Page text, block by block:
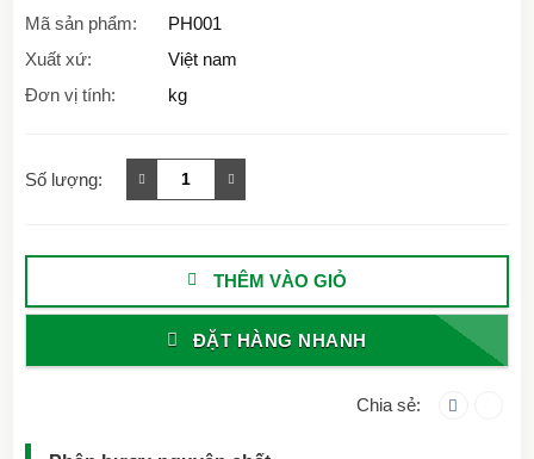
Mã sản phẩm:
PH001
Xuất xứ:
Việt nam
Đơn vị tính:
kg
Số lượng:
THÊM VÀO GIỎ
ĐẶT HÀNG NHANH
Chia sẻ: